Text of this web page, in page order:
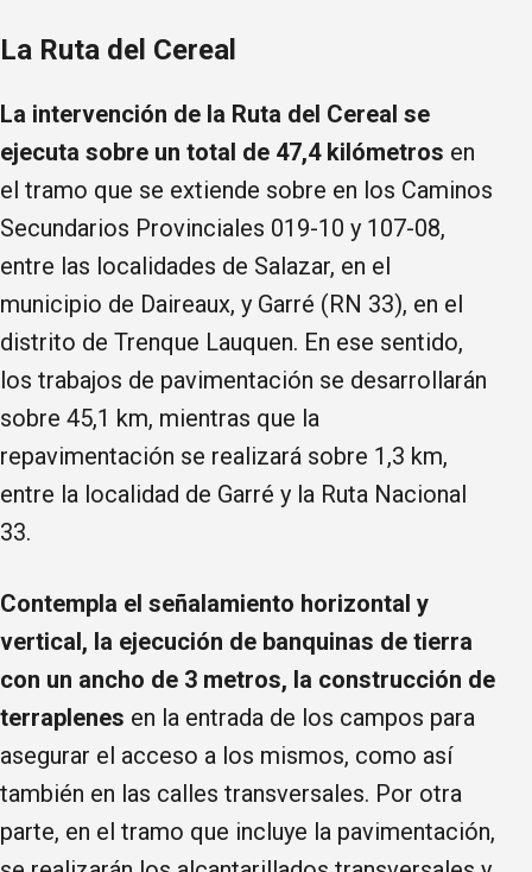
La Ruta del Cereal
La intervención de la Ruta del Cereal se
ejecuta sobre un total de 47,4 kilómetros en
el tramo que se extiende sobre en los Caminos
Secundarios Provinciales 019-10 y 107-08,
entre las localidades de Salazar, en el
municipio de Daireaux, y Garré (RN 33), en el
distrito de Trenque Lauquen. En ese sentido,
los trabajos de pavimentación se desarrollarán
sobre 45,1 km, mientras que la
repavimentación se realizará sobre 1,3 km,
entre la localidad de Garré y la Ruta Nacional
33.
Contempla el señalamiento horizontal y
vertical, la ejecución de banquinas de tierra
con un ancho de 3 metros, la construcción de
terraplenes en la entrada de los campos para
asegurar el acceso a los mismos, como así
también en las calles transversales. Por otra
parte, en el tramo que incluye la pavimentación,